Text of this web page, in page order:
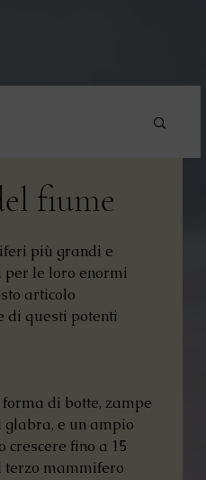
fiume
più grandi e
per le loro enormi
articolo
di questi potenti
di botte, zampe
glabra, e un ampio
fino a 15
terzo mammifero